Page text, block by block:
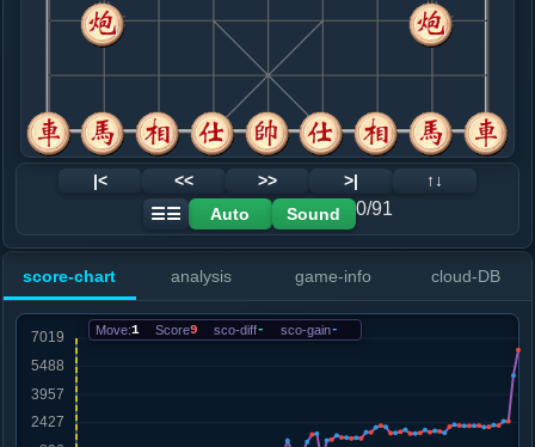
.....象７进５
10. 车九平四
红+11
.....车１平４
红+33
卒３进１
红+10
.....士６进５
红+16
12. 马四进三
红+7
仕四进五
红+6
13. 炮七退一
红+6
兵五进一
.....车４进３
红+153
车４平６
15. 兵三进一
.....象５进７
16. 兵七进一
|< << >> >|
↑↓
☰☰
Auto Sound 0/91
score-chart analysis game-info cloud-DB
Move:1 Score9 sco-diff- sco-gain-